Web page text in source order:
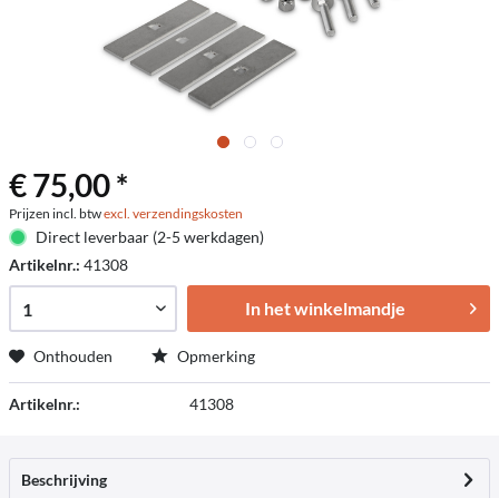
€ 75,00 *
Prijzen incl. btwexcl. verzendingskosten
Direct leverbaar (2-5 werkdagen)
Artikelnr.: 41308
In het winkelmandje
Onthouden Opmerking
Artikelnr.: 41308
Beschrijving